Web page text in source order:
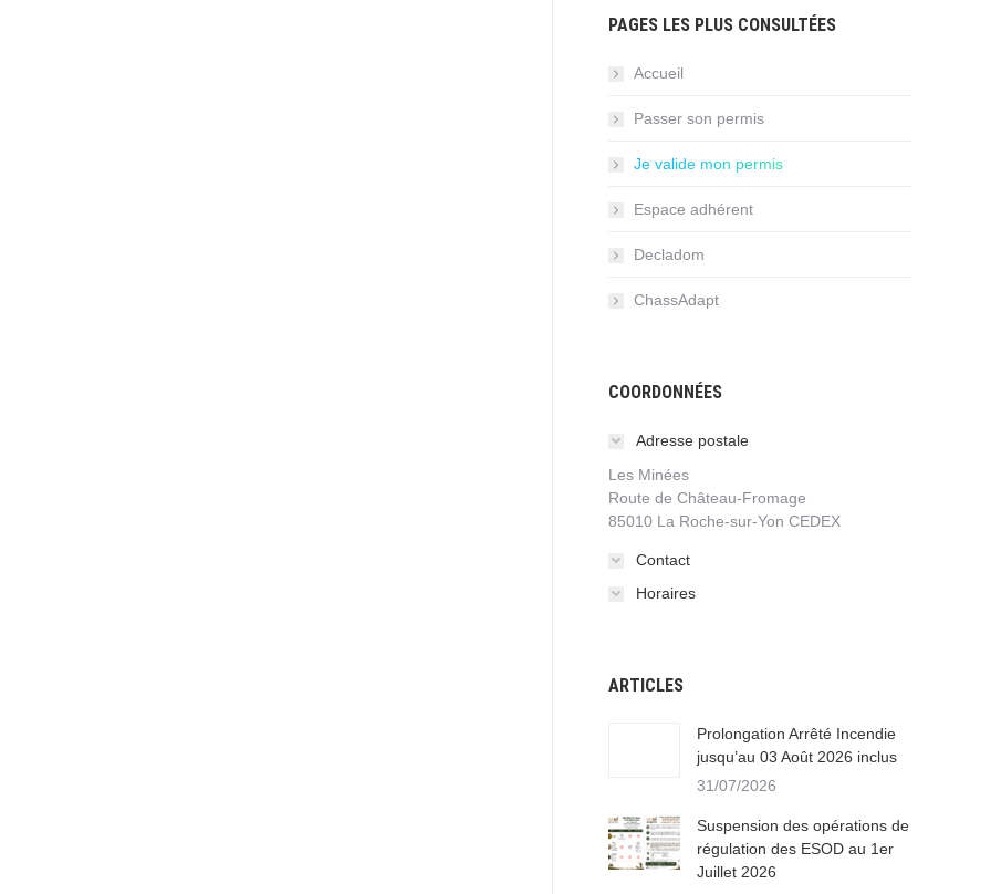
PAGES LES PLUS CONSULTÉES
Accueil
Passer son permis
Je valide mon permis
Espace adhérent
Decladom
ChassAdapt
COORDONNÉES
Adresse postale
Les Minées
Route de Château-Fromage
85010 La Roche-sur-Yon CEDEX
Contact
Horaires
ARTICLES
Prolongation Arrêté Incendie
jusqu’au 03 Août 2026 inclus
31/07/2026
Suspension des opérations de
régulation des ESOD au 1er
Juillet 2026